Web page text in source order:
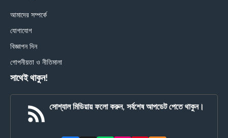
আমাদের সম্পর্কে
যোগাযোগ
বিজ্ঞাপন দিন
গোপনীয়তা ও নীতিমালা
সাথেই থাকুন!
সোশ্যাল মিডিয়ায় ফলো করুন, সর্বশেষ আপডেট পেতে থাকুন।